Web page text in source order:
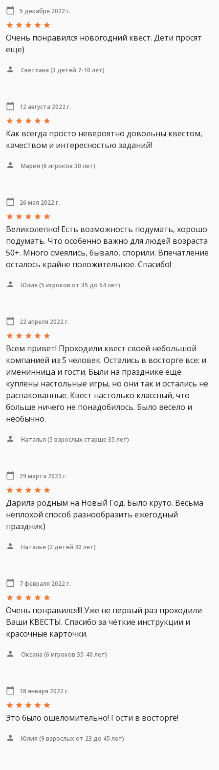
5 декабря 2022 г.
Очень понравился новогодний квест. Дети просят
еще)
Светлана (3 детей 7-10 лет)
12 августа 2022 г.
Как всегда просто невероятно довольны квестом,
качеством и интересностью заданий!
Мария (6 игроков 30 лет)
26 мая 2022 г.
Великолепно! Есть возможность подумать, хорошо
подумать. Что особенно важно для людей возраста
50+. Много смеялись, бывало, спорили. Впечатление
осталось крайне положительное. Спасибо!
Юлия (5 игроков от 35 до 64 лет)
22 апреля 2022 г.
Всем привет! Проходили квест своей небольшой
компанией из 5 человек. Остались в восторге все: и
именинница и гости. Были на празднике еще
куплены настольные игры, но они так и остались не
распакованные. Квест настолько классный, что
больше ничего не понадобилось. Было весело и
необычно.
Наталья (5 взрослых старше 35 лет)
29 марта 2022 г.
Дарила родным на Новый Год. Было круто. Весьма
неплохой способ разнообразить ежегодный
праздник)
Наталья (2 детей 30 лет)
7 февраля 2022 г.
Очень понравился!!! Уже не первый раз проходили
Ваши КВЕСТЫ. Спасибо за чёткие инструкции и
красочные карточки.
Оксана (6 игроков 35-40 лет)
18 января 2022 г.
Это было ошеломительно! Гости в восторге!
Юлия (9 взрослых от 23 до 45 лет)